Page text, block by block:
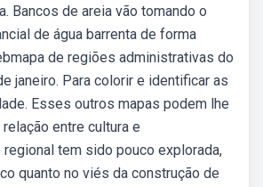
Bancos de areia vão tomando o
de água barrenta de forma
de regiões administrativas do
janeiro. Para colorir e identificar as
Esses outros mapas podem lhe
entre cultura e
tem sido pouco explorada,
quanto no viés da construção de